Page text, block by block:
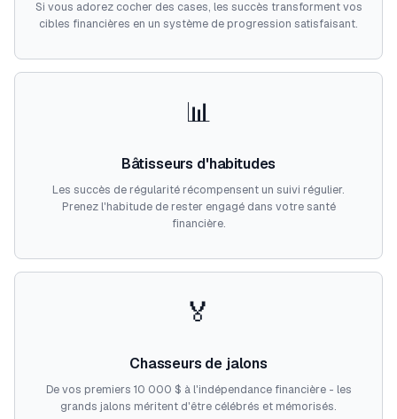
Si vous adorez cocher des cases, les succès transforment vos
cibles financières en un système de progression satisfaisant.
📊
Bâtisseurs d'habitudes
Les succès de régularité récompensent un suivi régulier.
Prenez l'habitude de rester engagé dans votre santé
financière.
🏅
Chasseurs de jalons
De vos premiers 10 000 $ à l'indépendance financière - les
grands jalons méritent d'être célébrés et mémorisés.